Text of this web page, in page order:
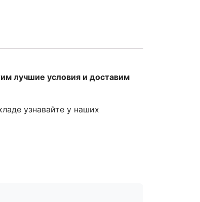
лучшие условия и доставим
узнавайте у наших